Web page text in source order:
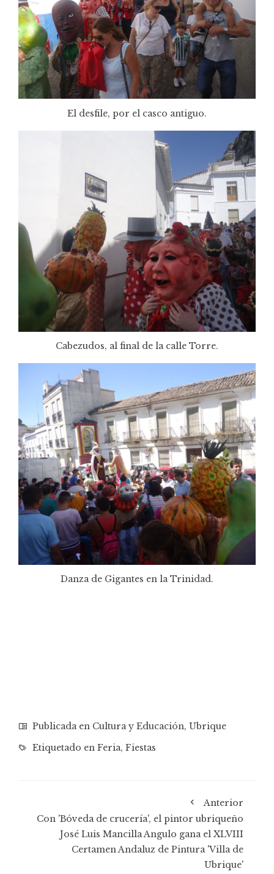
El desfile, por el casco antiguo.
Cabezudos, al final de la calle Torre.
Danza de Gigantes en la Trinidad.
Publicada en Cultura y Educación, Ubrique
Etiquetado en Feria, Fiestas
Anterior
Con 'Bóveda de crucería', el pintor ubriqueño
José Luis Mancilla Angulo gana el XLVIII
Certamen Andaluz de Pintura 'Villa de
Ubrique'